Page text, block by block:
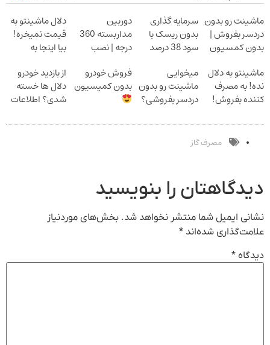
ماشینت رو بدون
دردسر بفروش |
بدون کمسیون
سرمایه گذاری
بدون ریسک با
سود 38 درصد
دوربین
مداربسته 360
درجه | نصب
دلال ماشینتو به
قیمت نمیخره!
بیا اینجا به
بفروش*فقط
خریدار واقعی*
ماشینتو به دلال
نده! به مصرف
کننده بفروش!
یک تماس
میخوایی
ماشینت رو بدون
دردسر بفروشی؟
فروش خودرو
بدون کمیسیون
از بازدید خودرو
دلال ها خسته
شدی؟ اطلاعات
ثبت کن
مصرف گاز
دیدگاهتان را بنویسید
نشانی ایمیل شما منتشر نخواهد شد. بخش‌های موردنیاز
علامت‌گذاری شده‌اند *
دیدگاه *